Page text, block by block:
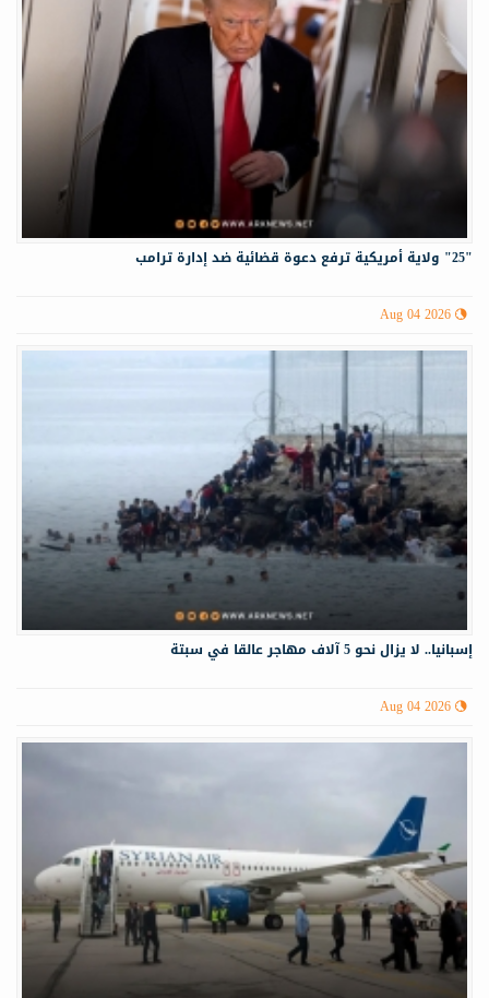
"25" ولاية أمريكية ترفع دعوة قضائية ضد إدارة ترامب
Aug 04 2026
إسبانيا.. لا يزال نحو 5 آلاف مهاجر عالقا في سبتة
Aug 04 2026